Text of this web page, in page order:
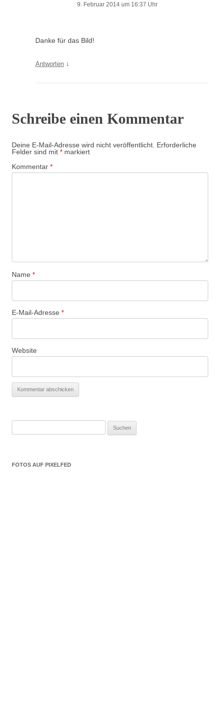
9. Februar 2014 um 16:37 Uhr
Danke für das Bild!
Antworten ↓
Schreibe einen Kommentar
Deine E-Mail-Adresse wird nicht veröffentlicht. Erforderliche
Felder sind mit * markiert
Kommentar *
Name *
E-Mail-Adresse *
Website
FOTOS AUF PIXELFED